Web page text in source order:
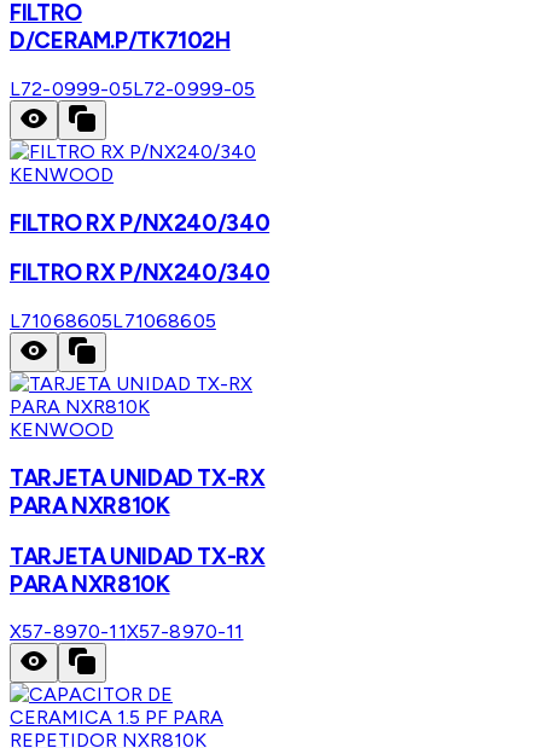
FILTRO
D/CERAM.P/TK7102H
L72-0999-05L72-0999-05
KENWOOD
FILTRO RX P/NX240/340
FILTRO RX P/NX240/340
L71068605L71068605
KENWOOD
TARJETA UNIDAD TX-RX
PARA NXR810K
TARJETA UNIDAD TX-RX
PARA NXR810K
X57-8970-11X57-8970-11